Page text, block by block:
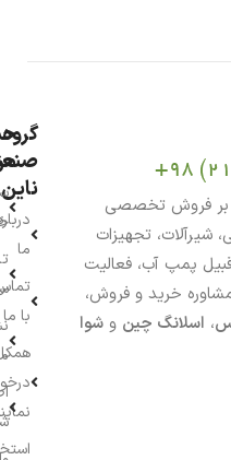
۱۳۹۳ با تمرکز بر فروش تخصصی
شیرآلات، تجهیزات
پمپ آب، فعالیت
خرید و فروش،
، اسلانگ چین و شوا
گروه
ناین
ما
با ما